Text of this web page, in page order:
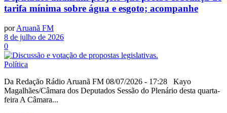
tarifa mínima sobre água e esgoto; acompanhe
por Aruanã FM
8 de julho de 2026
0
Política
Da Redação Rádio Aruanã FM 08/07/2026 - 17:28 Kayo
Magalhães/Câmara dos Deputados Sessão do Plenário desta quarta-
feira A Câmara...